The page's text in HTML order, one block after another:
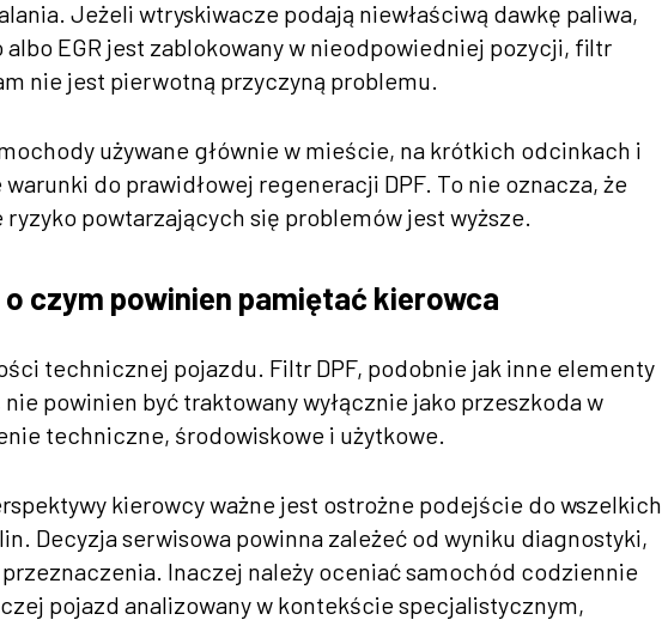
Jeżeli wtryskiwacze podają niewłaściwą dawkę paliwa,
EGR jest zablokowany w nieodpowiedniej pozycji, filtr
nie jest pierwotną przyczyną problemu.
używane głównie w mieście, na krótkich odcinkach i
do prawidłowej regeneracji DPF. To nie oznacza, że
powtarzających się problemów jest wyższe.
czym powinien pamiętać kierowca
technicznej pojazdu. Filtr DPF, podobnie jak inne elementy
powinien być traktowany wyłącznie jako przeszkoda w
techniczne, środowiskowe i użytkowe.
kierowcy ważne jest ostrożne podejście do wszelkich
Decyzja serwisowa powinna zależeć od wyniku diagnostyki,
Inaczej należy oceniać samochód codziennie
pojazd analizowany w kontekście specjalistycznym,